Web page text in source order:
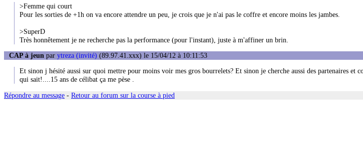
>Femme qui court
Pour les sorties de +1h on va encore attendre un peu, je crois que je n'ai pas le coffre et encore moins les jambes.
>SuperD
Très honnêtement je ne recherche pas la performance (pour l'instant), juste à m'affiner un brin.
CAP à jeun par ytreza (invité) (89.97.41.xxx) le 15/04/12 à 10:11:53
Et sinon j hésité aussi sur quoi mettre pour moins voir mes gros bourrelets? Et sinon je cherche aussi des partenaires et
qui sait!....15 ans de célibat ça me pèse .
Répondre au message - Retour au forum sur la course à pied